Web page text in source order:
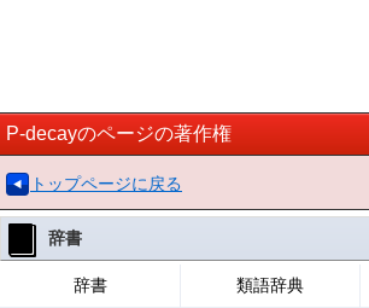
P-decayのページの著作権
トップページに戻る
辞書
辞書 類語辞典